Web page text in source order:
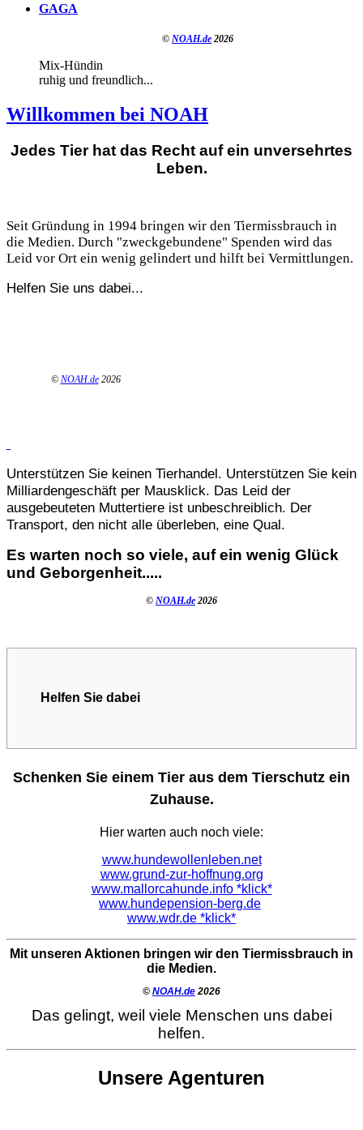
GAGA
© NOAH.de 2026
Mix-Hündin
ruhig und freundlich...
Willkommen bei NOAH
Jedes Tier hat das Recht auf ein unversehrtes
Leben.
Seit Gründung in 1994 bringen wir den Tiermissbrauch in
die Medien. Durch "zweckgebundene" Spenden wird das
Leid vor Ort ein wenig gelindert und hilft bei Vermittlungen.
Helfen Sie uns dabei...
© NOAH.de 2026
Unterstützen Sie keinen Tierhandel. Unterstützen Sie kein
Milliardengeschäft per Mausklick. Das Leid der
ausgebeuteten Muttertiere ist unbeschreiblich. Der
Transport, den nicht alle überleben, eine Qual.
Es warten noch so viele, auf ein wenig Glück
und Geborgenheit.....
© NOAH.de 2026
Helfen Sie dabei
Schenken Sie einem Tier aus dem Tierschutz ein
Zuhause.
Hier warten auch noch viele:
www.hundewollenleben.net
www.grund-zur-hoffnung.org
www.mallorcahunde.info *klick*
www.hundepension-berg.de
www.wdr.de *klick*
Mit unseren Aktionen bringen wir den Tiermissbrauch in
die Medien.
© NOAH.de 2026
Das gelingt, weil viele Menschen uns dabei
helfen.
Unsere Agenturen